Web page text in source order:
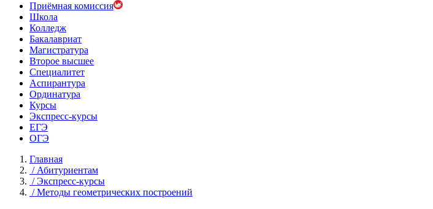
Приёмная комиссия
Школа
Колледж
Бакалавриат
Магистратура
Второе высшее
Специалитет
Аспирантура
Ординатура
Курсы
Экспресс-курсы
ЕГЭ
ОГЭ
Главная
/Абитуриентам
/Экспресс-курсы
/Методы геометрических построений